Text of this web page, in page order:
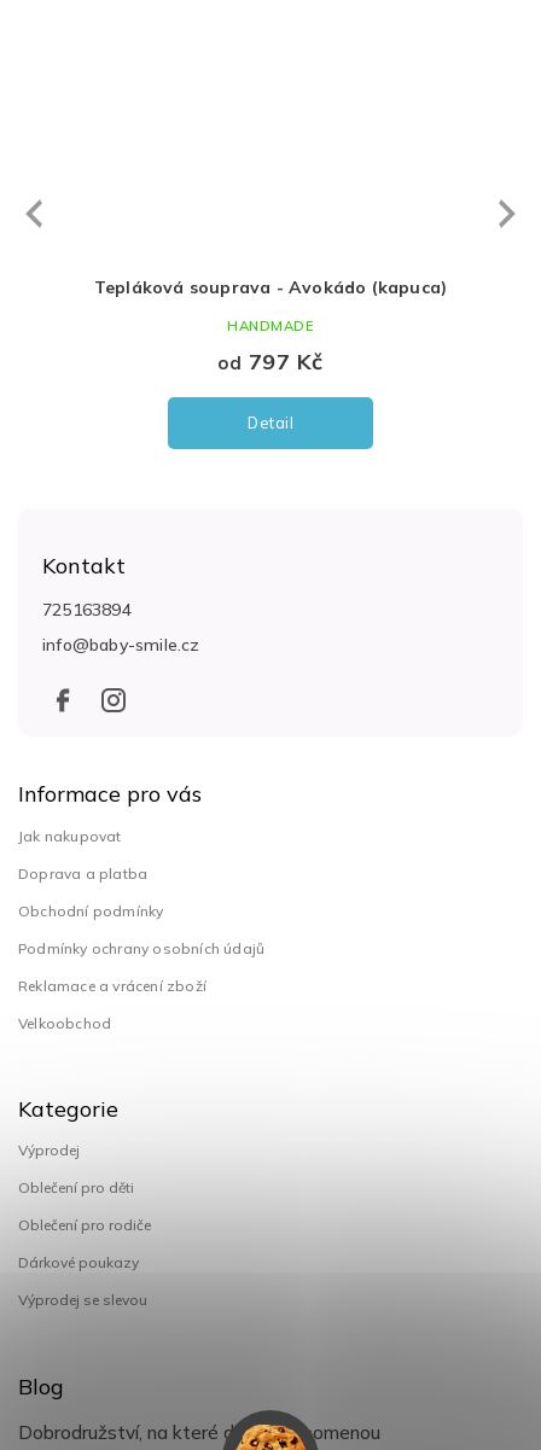
Tepláková souprava - Avokádo (kapuca)
od 797 Kč
Detail
HANDMADE
Next
Kontakt
info@baby-smile.cz
725163894
Informace pro vás
Jak nakupovat
Doprava a platba
Obchodní podmínky
Podmínky ochrany osobních údajů
Reklamace a vrácení zboží
Velkoobchod
Kategorie
Výprodej
Oblečení pro děti
Oblečení pro rodiče
Dárkové poukazy
Výprodej se slevou
Blog
Dobrodružství, na které děti nezapomenou